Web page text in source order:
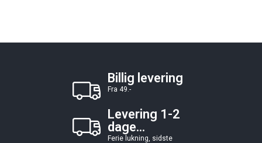
Billig levering
Fra 49.-
Levering 1-2
dage...
Ferie lukning, sidste